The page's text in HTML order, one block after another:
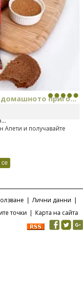
домашното приго...
на изцяло нов
и получавайте
| Лични данни |
точки | Карта на сайта